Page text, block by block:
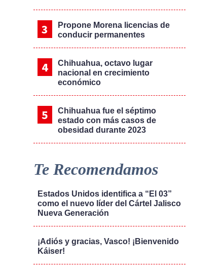
Propone Morena licencias de
conducir permanentes
Chihuahua, octavo lugar
nacional en crecimiento
económico
Chihuahua fue el séptimo
estado con más casos de
obesidad durante 2023
Te Recomendamos
Estados Unidos identifica a “El 03”
como el nuevo líder del Cártel Jalisco
Nueva Generación
¡Adiós y gracias, Vasco! ¡Bienvenido
Káiser!